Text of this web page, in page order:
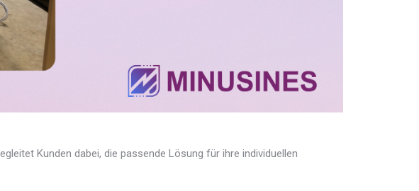
Kunden dabei, die passende Lösung für ihre individuellen